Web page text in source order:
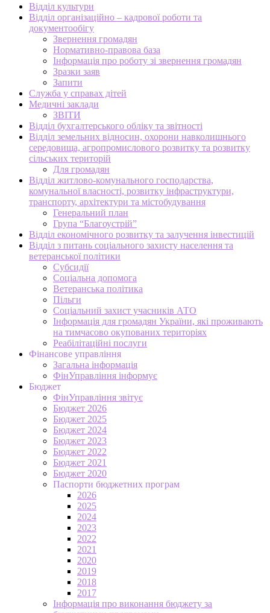
Відділ культури
Відділ організаційно – кадрової роботи та
документообігу
Звернення громадян
Нормативно-правова база
Інформація про роботу зі звернення громадян
Зразки заяв
Запити
Служба у справах дітей
Медичні заклади
ЗВІТИ
Відділ бухгалтерського обліку та звітності
Відділ земельних відносин, охорони навколишнього
середовища, агропромислового розвитку та розвитку
сільських територій
Для громадян
Відділ житлово-комунального господарства,
комунальної власності, розвитку інфраструктури,
транспорту, архітектури та містобудування
Генеральний план
Група “Благоустрій”
Відділ економічного розвитку та залучення інвестицій
Відділ з питань соціального захисту населення та
ветеранської політики
Субсидії
Соціальна допомога
Ветеранська політика
Пільги
Соціальний захист учасників АТО
Інформація для громадян України, які проживають
на тимчасово окупованих територіях
Реабілітаційні послуги
Фінансове управління
Загальна інформація
ФінУправління інформує
Бюджет
ФінУправління звітує
Бюджет 2026
Бюджет 2025
Бюджет 2024
Бюджет 2023
Бюджет 2022
Бюджет 2021
Бюджет 2020
Паспорти бюджетних програм
2026
2025
2024
2023
2022
2021
2020
2019
2018
2017
Інформація про виконання бюджету за